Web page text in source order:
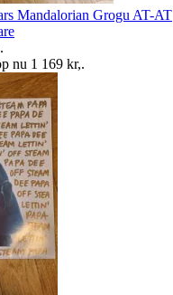
Mandalorian Grogu AT-AT
.
nu 1 169 kr,.